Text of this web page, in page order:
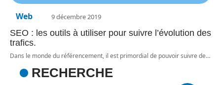
Web 9 décembre 2019
SEO : les outils à utiliser pour suivre l’évolution des
trafics.
Dans le monde du référencement, il est primordial de pouvoir suivre de…
RECHERCHE